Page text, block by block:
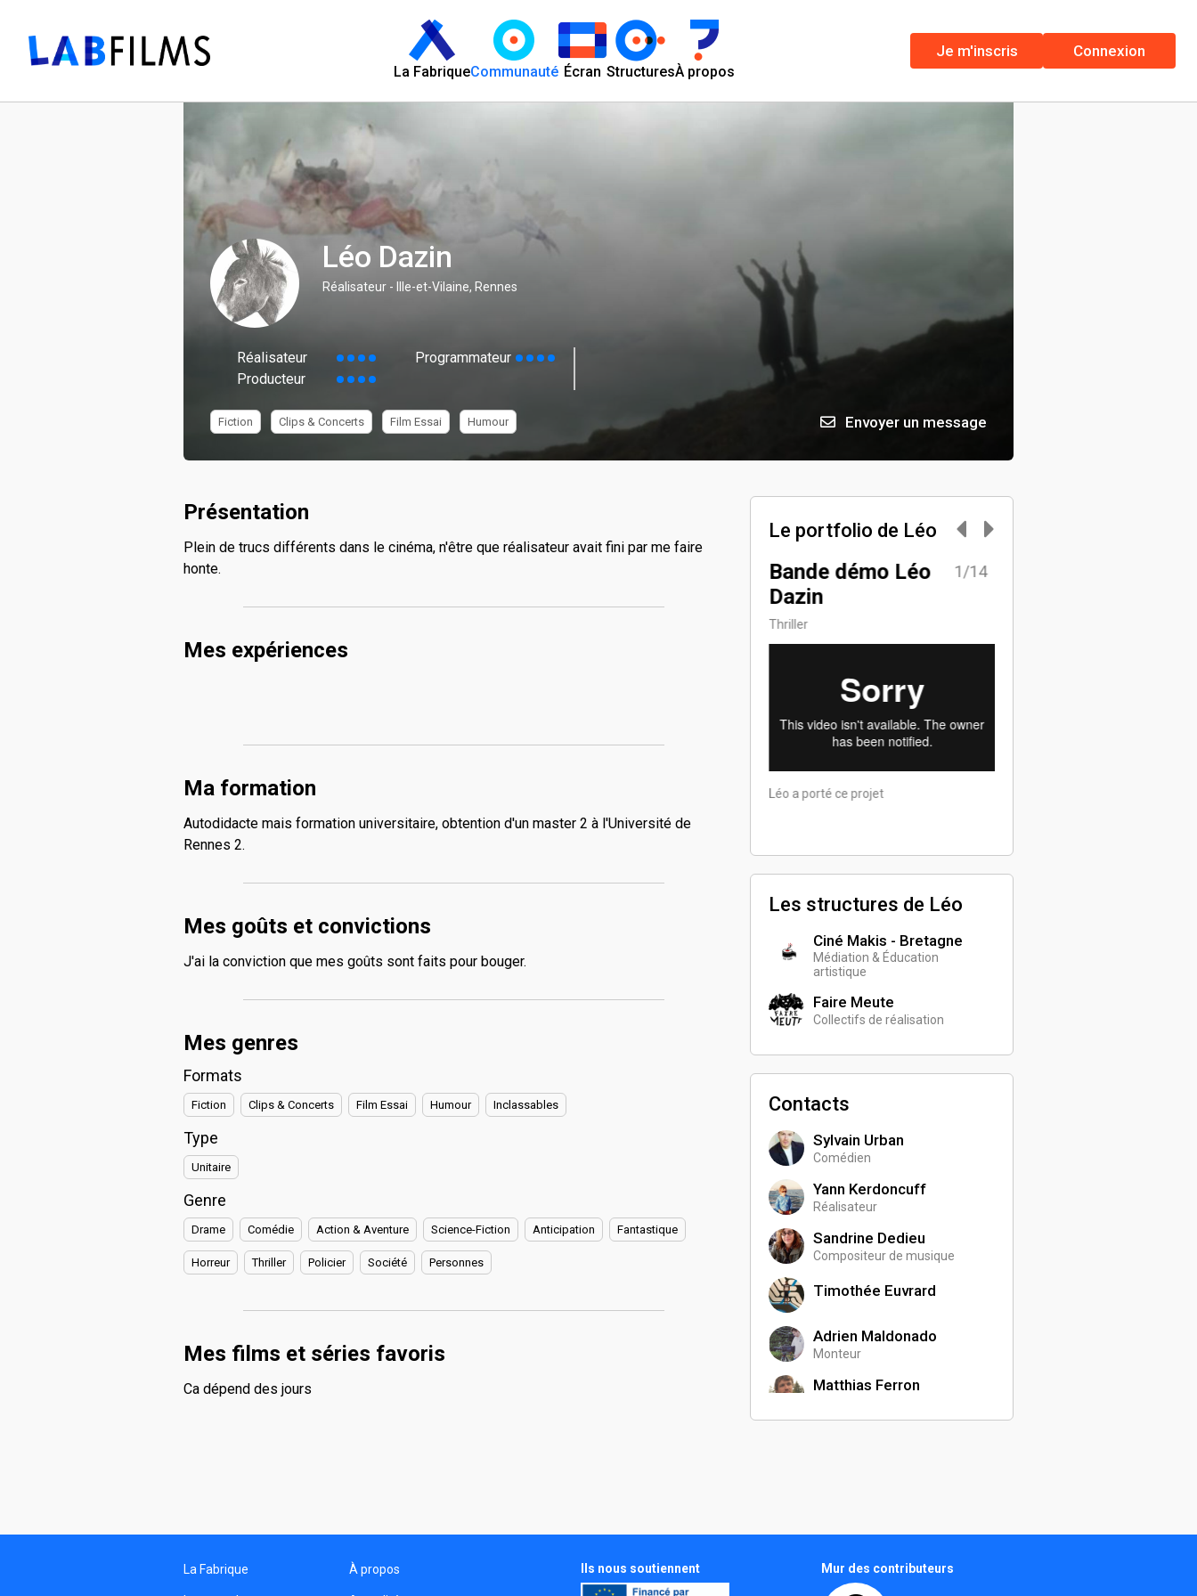
La FabriqueCommunauté Écran StructuresÀ propos
Je m'inscris Connexion
Léo Dazin
Réalisateur - Ille-et-Vilaine, Rennes
Réalisateur
Programmateur
Producteur
Fiction Clips & Concerts Film Essai Humour Envoyer un message
Présentation
Plein de trucs différents dans le cinéma, n'être que réalisateur avait fini par me faire
honte.
Mes expériences
Ma formation
Autodidacte mais formation universitaire, obtention d'un master 2 à l'Université de
Rennes 2.
Mes goûts et convictions
J'ai la conviction que mes goûts sont faits pour bouger.
Mes genres
Formats
Fiction Clips & Concerts Film Essai Humour Inclassables
Type
Unitaire
Genre
Drame Comédie Action & Aventure Science-Fiction Anticipation Fantastique
Horreur Thriller Policier Société Personnes
Mes films et séries favoris
Ca dépend des jours
Le portfolio de Léo
Bande démo Léo
Dazin
Thriller
1/14
Léo a porté ce projet
Léo a porté ce projet
Les structures de Léo
Ciné Makis - Bretagne
Médiation & Éducation
artistique
Faire Meute
Collectifs de réalisation
Contacts
Sylvain Urban
Comédien
Yann Kerdoncuff
Réalisateur
Sandrine Dedieu
Compositeur de musique
Timothée Euvrard
Adrien Maldonado
Monteur
Matthias Ferron
Angelo Montana
Amélie Oudot
La Fabrique À propos Ils nous soutiennent Mur des contributeurs